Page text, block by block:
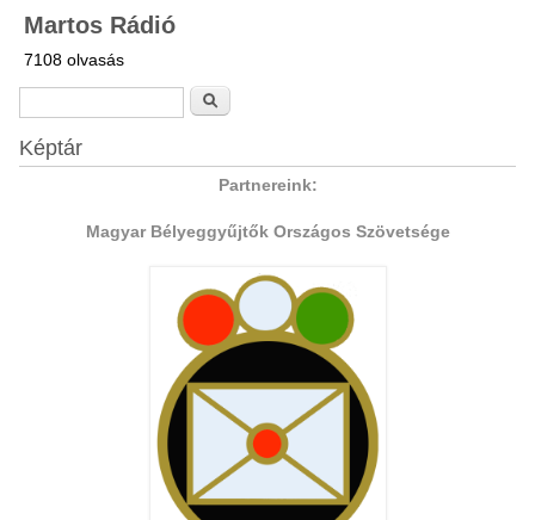
Martos Rádió
7108 olvasás
Keresés űrlap
Képtár
Partnereink:
Magyar Bélyeggyűjtők Országos Szövetsége